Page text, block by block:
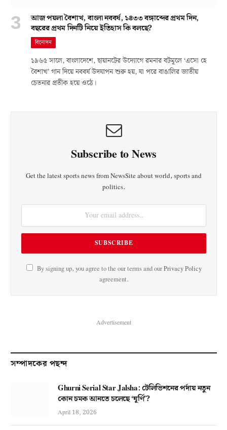
আজ পয়লা বৈশাখ, বাংলা নববর্ষ, ১৪৩৩ বঙ্গাব্দের প্রথম দিন,
বছরের প্রথম দিনটি নিয়ে ইতিহাস কি বলছে?
বিনোদন
১৯৬৫ সালে, বাংলাদেশে, ছায়ানটের উদ্যোগে রমনার বটমূলে ‘এসো হে
বৈশাখ’ গান দিয়ে নববর্ষ উদযাপন শুরু হয়, যা পরে বাঙালির জাতীয়
চেতনার প্রতীক হয়ে ওঠে।
Subscribe to News
Get the latest sports news from NewsSite about world, sports and
politics.
By signing up, you agree to the our terms and ourPrivacy Policy
agreement.
Advertisement
সম্পাদকের পছন্দ
Ghurni Serial Star Jalsha: টেলিভিশনের পর্দায় নতুন
কোন চমক আনতে চলেছে ‘ঘূর্ণি’?
April 18, 2026